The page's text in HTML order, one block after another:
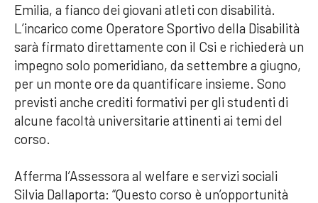
Emilia, a fianco dei giovani atleti con disabilità.
L’incarico come Operatore Sportivo della Disabilità
sarà firmato direttamente con il Csi e richiederà un
impegno solo pomeridiano, da settembre a giugno,
per un monte ore da quantificare insieme. Sono
previsti anche crediti formativi per gli studenti di
alcune facoltà universitarie attinenti ai temi del
corso.
Afferma l’Assessora al welfare e servizi sociali
Silvia Dallaporta: “Questo corso è un’opportunità